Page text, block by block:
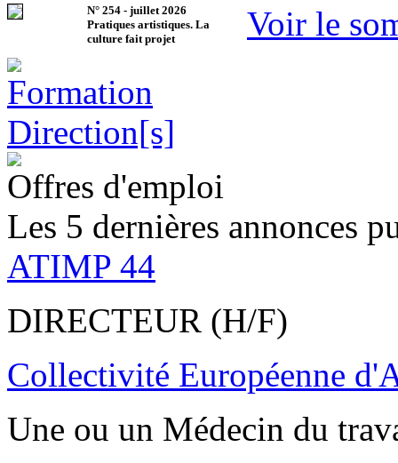
N° 254 - juillet 2026
Pratiques artistiques. La
culture fait projet
Voir le
Offres d'emploi
Les 5 dernières annonces
ATIMP 44
DIRECTEUR (H/F)
Collectivité Européenne
Une ou un Médecin du